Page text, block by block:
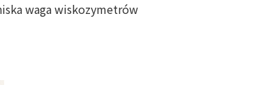
waga wiskozymetrów